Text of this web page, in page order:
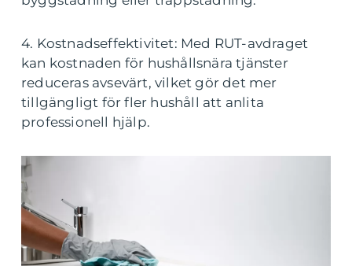
4. Kostnadseffektivitet: Med RUT-avdraget
kan kostnaden för hushållsnära tjänster
reduceras avsevärt, vilket gör det mer
tillgängligt för fler hushåll att anlita
professionell hjälp.